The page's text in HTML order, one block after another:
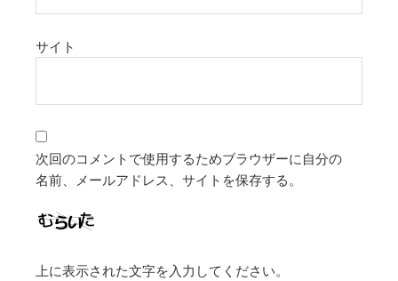
サイト
次回のコメントで使用するためブラウザーに自分の
名前、メールアドレス、サイトを保存する。
上に表示された文字を入力してください。